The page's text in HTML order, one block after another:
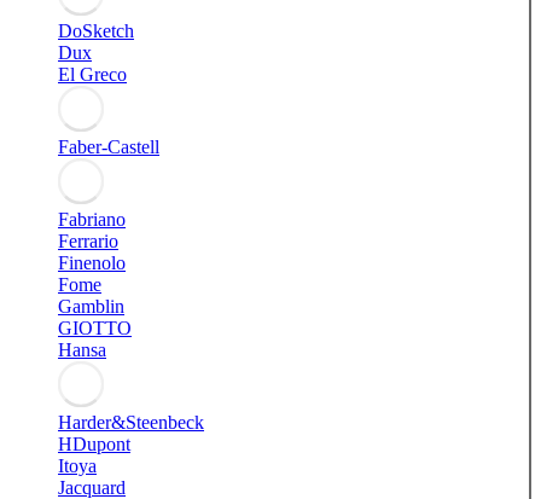
DoSketch
Dux
El Greco
Faber-Castell
Fabriano
Ferrario
Finenolo
Fome
Gamblin
GIOTTO
Hansa
Harder&Steenbeck
HDupont
Itoya
Jacquard